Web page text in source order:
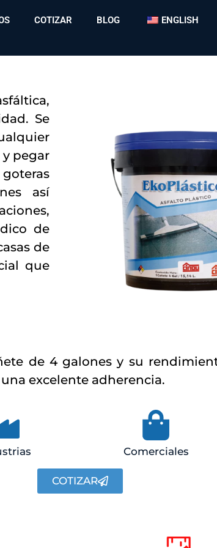
COTIZAR BLOG ENGLISH
Se
pegar
goteras
así
de
de
que
de 4 galones y su
excelente adherencia.
Comerciales
COTIZAR